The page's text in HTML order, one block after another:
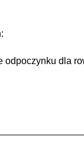
odpoczynku dla